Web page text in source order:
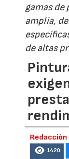
gamas de
amplia,
de altas
1420